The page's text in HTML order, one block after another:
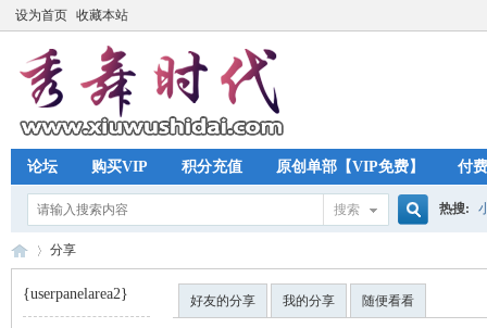
设为首页 收藏本站
论坛 购买VIP 积分充值 原创单部【VIP免费】 付
搜索 热搜:
分享
{userpanelarea2} 好友的分享 我的分享 随便看看